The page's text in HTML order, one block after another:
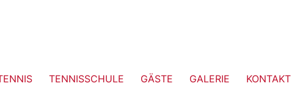
TENNISSCHULE GÄSTE GALERIE KONTAKT